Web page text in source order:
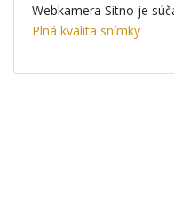
Webkamera Sitno je
Plná kvalita snímky